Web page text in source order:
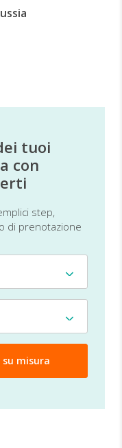
tuoi
con
step,
di prenotazione